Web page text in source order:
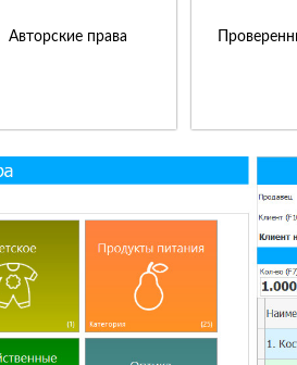
Авторские права